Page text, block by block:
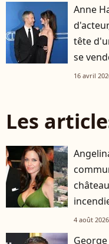
Anne
tête
se
16 avril
Les
4 août 2026